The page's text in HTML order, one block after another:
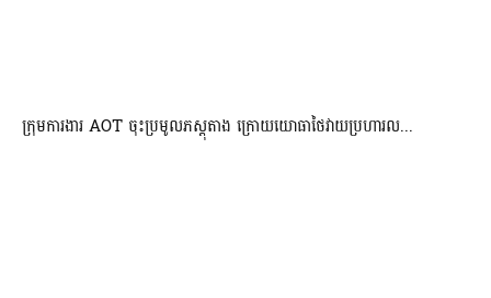
ក្រុមការងារ AOT ចុះប្រមូលភស្តុតាង ក្រោយយោធាថៃវាយប្រហារល...